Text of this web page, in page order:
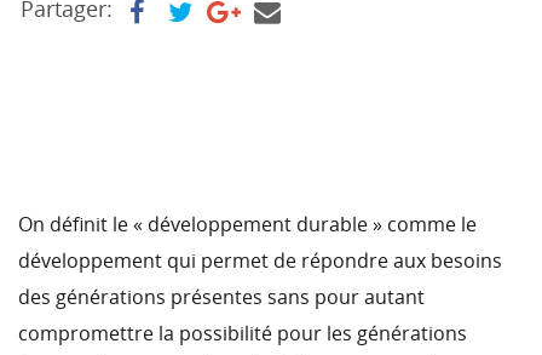
Partager:
On définit le « développement durable » comme le
développement qui permet de répondre aux besoins
des générations présentes sans pour autant
compromettre la possibilité pour les générations